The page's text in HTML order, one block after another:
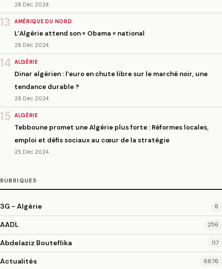
28 Déc 2024
13 AMÉRIQUE DU NORD
L’Algérie attend son « Obama » national
28 Déc 2024
14 ALGÉRIE
Dinar algérien : l’euro en chute libre sur le marché noir, une
tendance durable ?
28 Déc 2024
15 ALGÉRIE
Tebboune promet une Algérie plus forte : Réformes locales,
emploi et défis sociaux au cœur de la stratégie
25 Déc 2024
RUBRIQUES
3G - Algérie 8
AADL 256
Abdelaziz Bouteflika 117
Actualités 6876